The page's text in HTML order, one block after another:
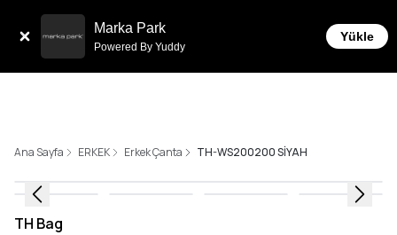
Marka Park
Powered By Yuddy
Yükle
Ana Sayfa ERKEK Erkek Çanta TH-WS200200 SİYAH
TH Bag